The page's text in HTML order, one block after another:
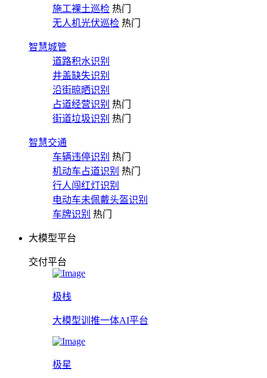
施工裸土巡检 热门
无人机光伏巡检 热门
智慧城管
道路积水识别
井盖缺失识别
沿街晾晒识别
占道经营识别 热门
街道垃圾识别 热门
智慧交通
车辆违停识别 热门
机动车占道识别 热门
行人闯红灯识别
电动车未佩戴头盔识别
车牌识别 热门
大模型平台
交付平台
极栈
大模型训推一体AI平台
极星